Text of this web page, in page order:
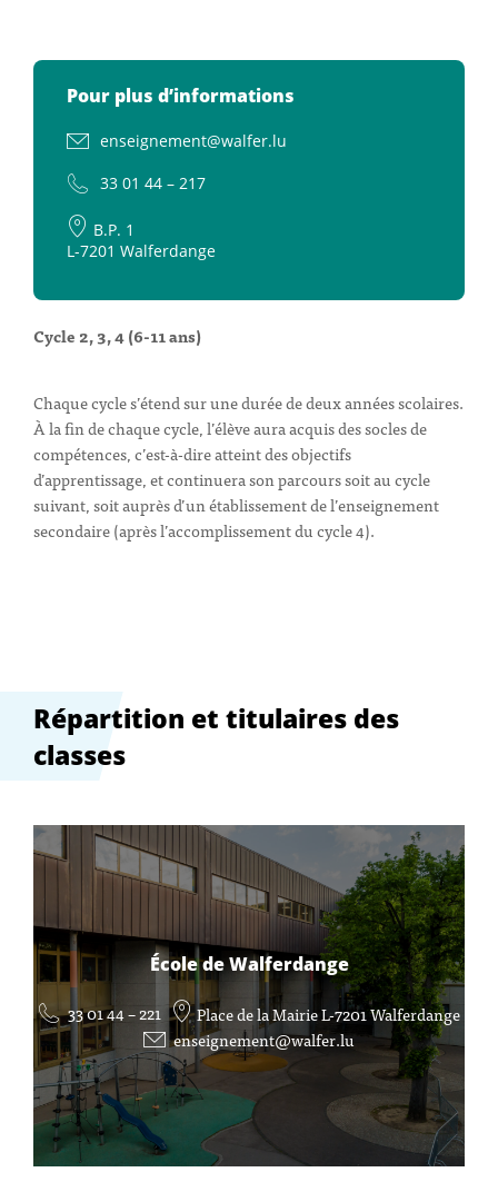
Pour plus d’informations
enseignement@walfer.lu
33 01 44 – 217
B.P. 1
L-7201 Walferdange
Cycle 2, 3, 4 (6-11 ans)
Chaque cycle s’étend sur une durée de deux années scolaires.
À la fin de chaque cycle, l’élève aura acquis des socles de
compétences, c’est-à-dire atteint des objectifs
d’apprentissage, et continuera son parcours soit au cycle
suivant, soit auprès d’un établissement de l’enseignement
secondaire (après l’accomplissement du cycle 4).
Répartition et titulaires des
classes
École de Walferdange
33 01 44 – 221
Place de la Mairie L-7201 Walferdange
enseignement@walfer.lu